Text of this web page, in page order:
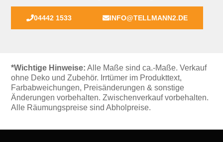
04442 1533 INFO@TELLMANN2.DE
*Wichtige Hinweise: Alle Maße sind ca.-Maße. Verkauf
ohne Deko und Zubehör. Irrtümer im Produkttext,
Farbabweichungen, Preisänderungen & sonstige
Änderungen vorbehalten. Zwischenverkauf vorbehalten.
Alle Räumungspreise sind Abholpreise.